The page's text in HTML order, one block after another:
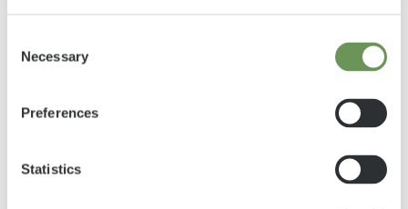
Selection
Necessary
Preferences
Statistics
informazioni legali e nel configuratore.